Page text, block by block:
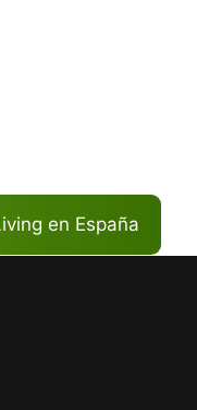
en España